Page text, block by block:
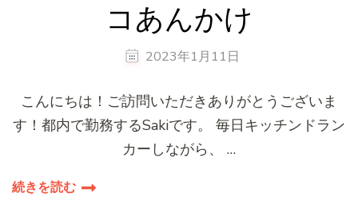
コあんかけ
2023年1月11日
こんにちは！ご訪問いただきありがとうございま
す！都内で勤務するSakiです。 毎日キッチンドラン
カーしながら、 …
続きを読む